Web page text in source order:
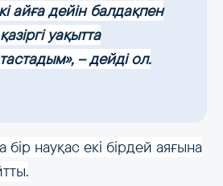
айға дейін балдақпен
уақытта
– дейді ол.
науқас екі бірдей аяғына